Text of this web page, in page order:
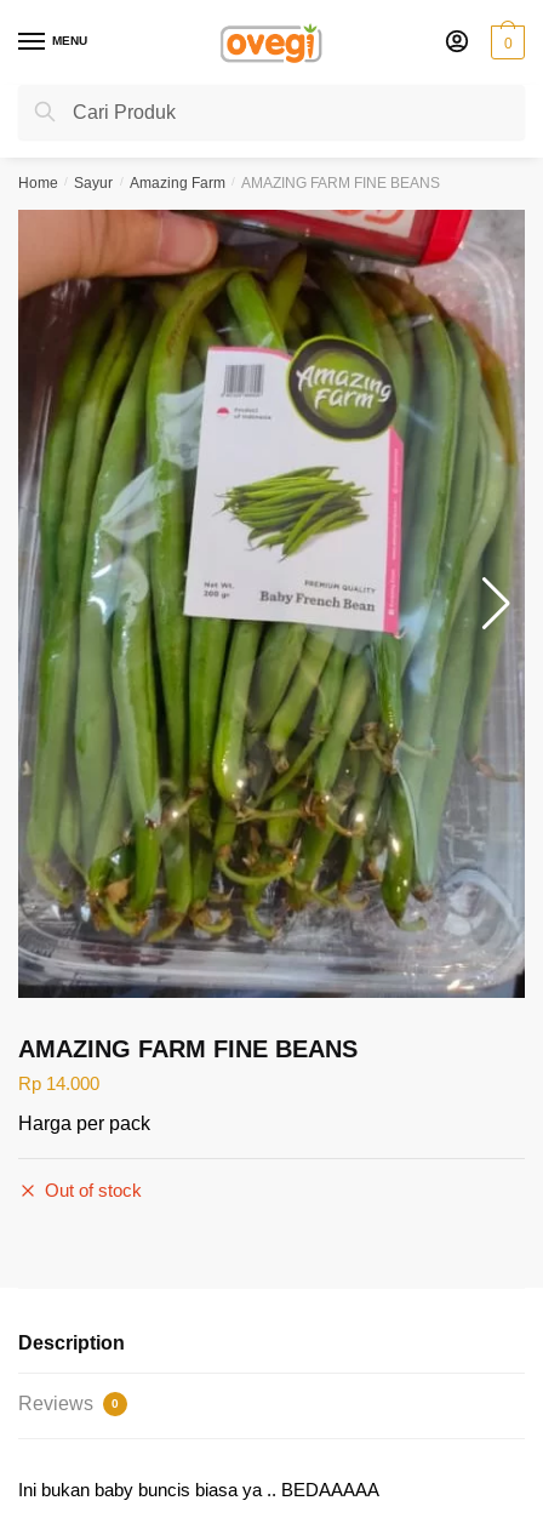
MENU
Search
Search
0
Home / Sayur / Amazing Farm / AMAZING FARM FINE BEANS
AMAZING FARM FINE BEANS
Rp 14.000
Harga per pack
Out of stock
Description
Reviews 0
Ini bukan baby buncis biasa ya .. BEDAAAAA